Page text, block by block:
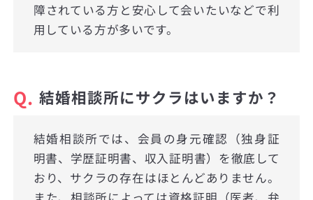
障されている方と安心して会いたいなどで利
用している方が多いです。
Q. 結婚相談所にサクラはいますか？
結婚相談所では、会員の身元確認（独身証
明書、学歴証明書、収入証明書）を徹底して
おり、サクラの存在はほとんどありません。